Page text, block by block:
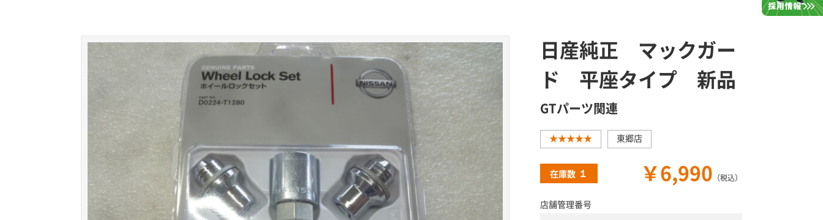
日産純正 マックガー
ド 平座タイプ 新品
GTパーツ関連
★★★★★ 東郷店
在庫数 １ ￥6,990 （税込）
店舗管理番号